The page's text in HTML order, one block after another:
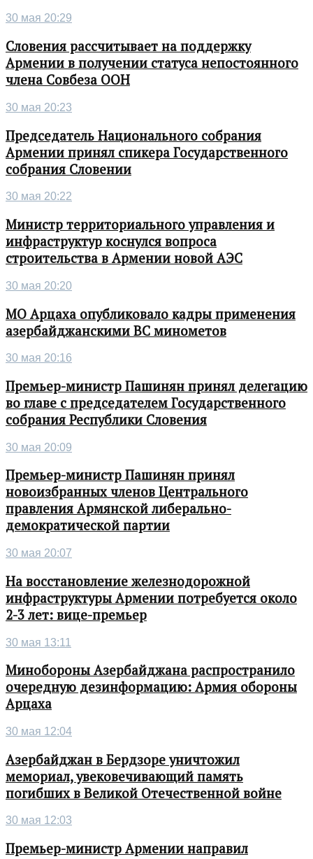
30 мая 20:29
Словения рассчитывает на поддержку
Армении в получении статуса непостоянного
члена Совбеза ООН
30 мая 20:23
Председатель Национального собрания
Армении принял спикера Государственного
собрания Словении
30 мая 20:22
Министр территориального управления и
инфраструктур коснулся вопроса
строительства в Армении новой АЭС
30 мая 20:20
МО Арцаха опубликовало кадры применения
азербайджанскими ВС минометов
30 мая 20:16
Премьер-министр Пашинян принял делегацию
во главе с председателем Государственного
собрания Республики Словения
30 мая 20:09
Премьер-министр Пашинян принял
новоизбранных членов Центрального
правления Армянской либерально-
демократической партии
30 мая 20:07
На восстановление железнодорожной
инфраструктуры Армении потребуется около
2-3 лет: вице-премьер
30 мая 13:11
Минобороны Азербайджана распространило
очередную дезинформацию: Армия обороны
Арцаха
30 мая 12:04
Азербайджан в Бердзоре уничтожил
мемориал, увековечивающий память
погибших в Великой Отечественной войне
30 мая 12:03
Премьер-министр Армении направил